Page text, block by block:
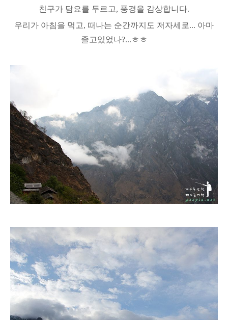
친구가 담요를 두르고, 풍경을 감상합니다.
우리가 아침을 먹고, 떠나는 순간까지도 저자세로... 아마
졸고있었나?...ㅎㅎ